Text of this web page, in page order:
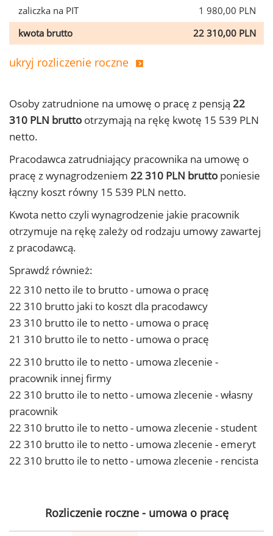
zaliczka na PIT
1 980,00 PLN
kwota brutto
22 310,00 PLN
ukryj rozliczenie roczne
Osoby zatrudnione na umowę o pracę z pensją 22
310 PLN brutto otrzymają na rękę kwotę 15 539 PLN
netto.
Pracodawca zatrudniający pracownika na umowę o
pracę z wynagrodzeniem 22 310 PLN brutto poniesie
łączny koszt równy 15 539 PLN netto.
Kwota netto czyli wynagrodzenie jakie pracownik
otrzymuje na rękę zależy od rodzaju umowy zawartej
z pracodawcą.
Sprawdź również:
22 310 netto ile to brutto - umowa o pracę
22 310 brutto jaki to koszt dla pracodawcy
23 310 brutto ile to netto - umowa o pracę
21 310 brutto ile to netto - umowa o pracę
22 310 brutto ile to netto - umowa zlecenie -
pracownik innej firmy
22 310 brutto ile to netto - umowa zlecenie - własny
pracownik
22 310 brutto ile to netto - umowa zlecenie - student
22 310 brutto ile to netto - umowa zlecenie - emeryt
22 310 brutto ile to netto - umowa zlecenie - rencista
Rozliczenie roczne - umowa o pracę